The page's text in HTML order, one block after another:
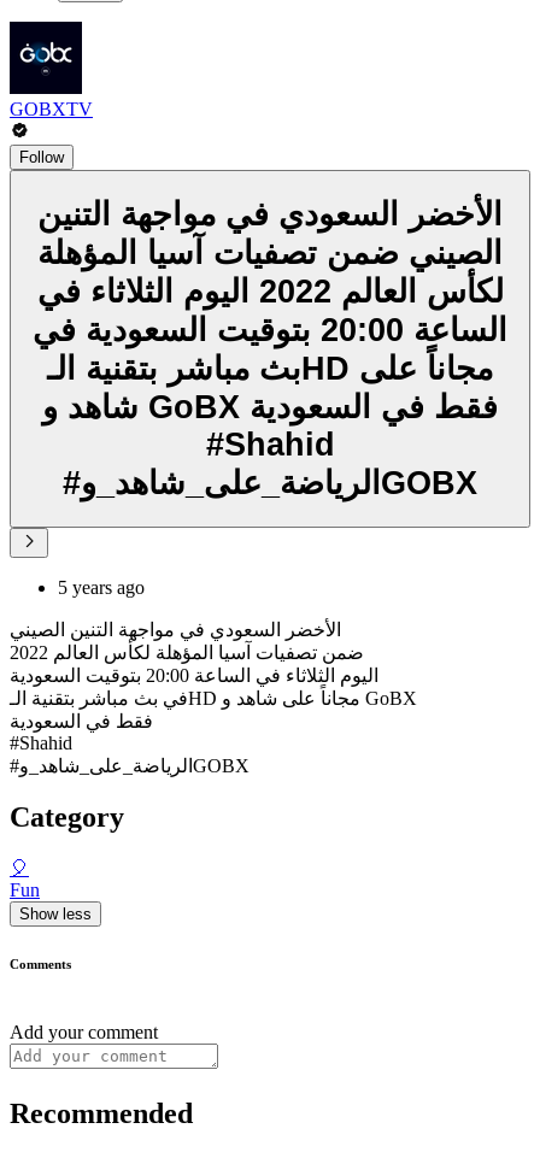
GOBXTV
Follow
الأخضر السعودي في مواجهة التنين
الصيني ضمن تصفيات آسيا المؤهلة
لكأس العالم 2022 اليوم الثلاثاء في
الساعة 20:00 بتوقيت السعودية في
بث مباشر بتقنية الـHD مجاناً على
شاهد و GoBX فقط في السعودية
#Shahid
#الرياضة_على_شاهد_وGOBX
5 years ago
الأخضر السعودي في مواجهة التنين الصيني
ضمن تصفيات آسيا المؤهلة لكأس العالم 2022
اليوم الثلاثاء في الساعة 20:00 بتوقيت السعودية
في بث مباشر بتقنية الـHD مجاناً على شاهد و GoBX
فقط في السعودية
#Shahid
#الرياضة_على_شاهد_وGOBX
Category
🎈
Fun
Show less
Comments
Add your comment
Recommended